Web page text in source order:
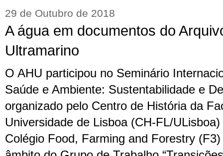
29 de Outubro de 2018
A água em documentos do
Ultramarino
O AHU participou no Seminário
Saúde e Ambiente: Sustentabilidade e
organizado pelo Centro de História da
Universidade de Lisboa (CH-FL/
Colégio Food, Farming and Forestry